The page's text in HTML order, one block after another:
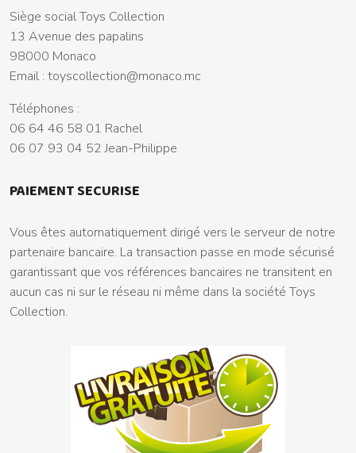
Siège social Toys Collection
13 Avenue des papalins
98000 Monaco
Email : toyscollection@monaco.mc
Téléphones :
06 64 46 58 01 Rachel
06 07 93 04 52 Jean-Philippe
PAIEMENT SECURISE
Vous êtes automatiquement dirigé vers le serveur de notre
partenaire bancaire. La transaction passe en mode sécurisé
garantissant que vos références bancaires ne transitent en
aucun cas ni sur le réseau ni même dans la société Toys
Collection.